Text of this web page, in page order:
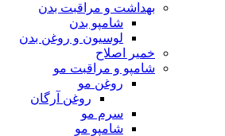
بهداشت و مراقبت بدن
شامپو بدن
لوسیون و روغن بدن
خمیر اصلاح
شامپو و مراقبت مو
روغن مو
روغن آرگان
سرم مو
شامپو مو